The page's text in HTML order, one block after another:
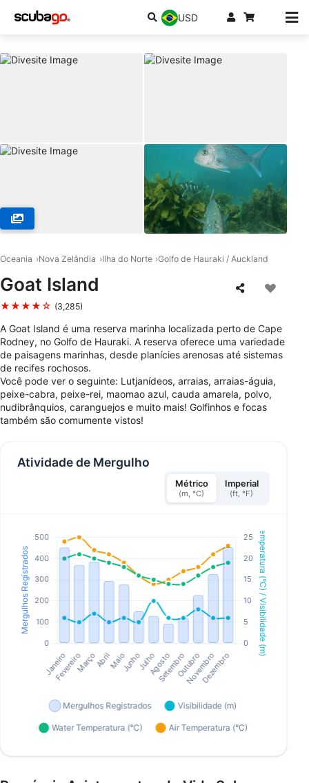
USD
Oceania Nova Zelândia Ilha do Norte Golfo de Hauraki / Auckland
Goat Island
★★★★☆ (3,285)
A Goat Island é uma reserva marinha localizada perto de Cape
Rodney, no Golfo de Hauraki. A reserva oferece uma variedade
de paisagens marinhas, desde planícies arenosas até sistemas
de recifes rochosos.
Você pode ver o seguinte: Lutjanídeos, arraias, arraias-águia,
peixe-cabra, peixe-rei, maomao azul, cauda amarela, polvo,
nudibrânquios, caranguejos e muito mais! Golfinhos e focas
também são comumente vistos!
Atividade de Mergulho
Métrico
(m, °C)
Imperial
(ft, °F)